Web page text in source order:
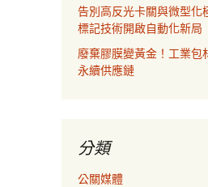
告別高反光卡關與微型化
標記技術開啟自動化新局
廢棄膠膜變黃金！工業包
永續供應鏈
分類
公關媒體